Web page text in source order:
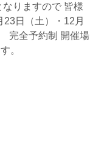
りますので 皆様
日（土）・12月
完全予約制 開催場
。